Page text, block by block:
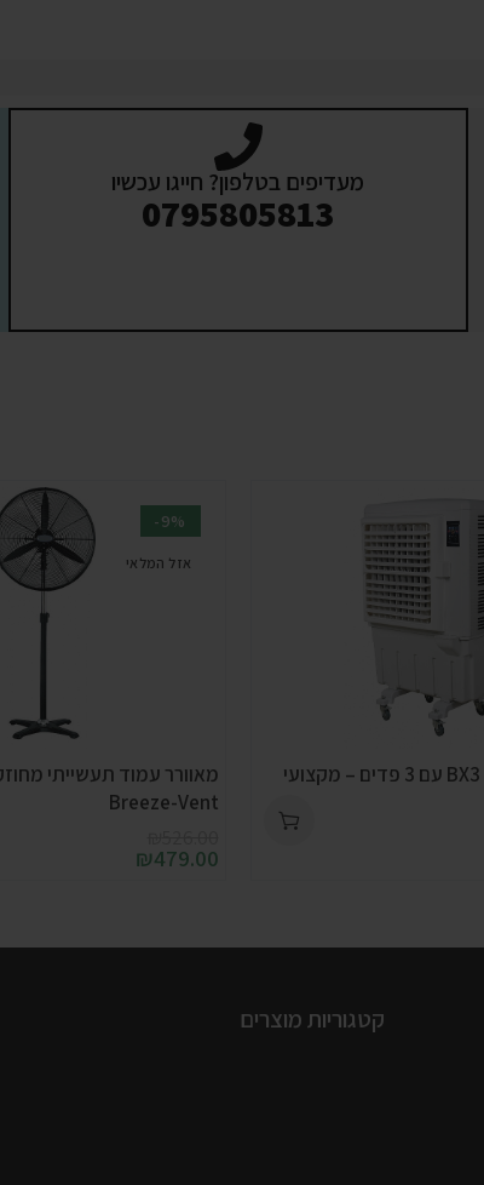
מעדיפים בטלפון? חייגו עכשיו
0795805813
-9%
אזל המלאי
Breeze-Vent
₪479.00
קטגוריות מוצרים